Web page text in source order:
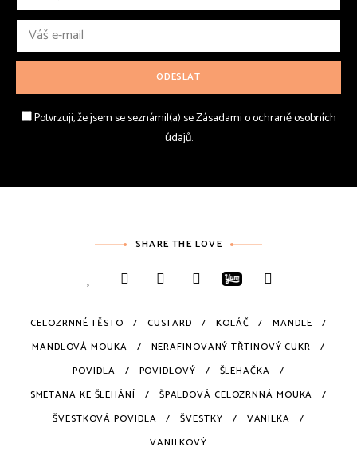
Potvrzuji, že jsem se seznámil(a) se Zásadami o ochraně osobních
údajů.
SHARE THE LOVE
CELOZRNNÉ TĚSTO CUSTARD KOLÁČ
MANDLE
MANDLOVÁ MOUKA
NERAFINOVANÝ TŘTINOVÝ CUKR
POVIDLA
POVIDLOVÝ
ŠLEHAČKA
SMETANA KE ŠLEHÁNÍ
ŠPALDOVÁ CELOZRNNÁ MOUKA
ŠVESTKOVÁ POVIDLA
ŠVESTKY
VANILKA
VANILKOVÝ